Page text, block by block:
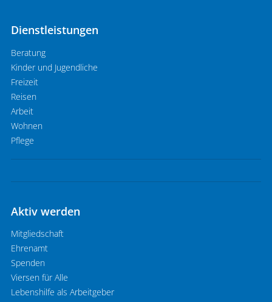
Dienstleistungen
Beratung
Kinder und Jugendliche
Freizeit
Reisen
Arbeit
Wohnen
Pflege
Aktiv werden
Mitgliedschaft
Ehrenamt
Spenden
Viersen für Alle
Lebenshilfe als Arbeitgeber